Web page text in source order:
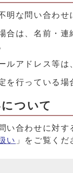
明な問い合わせ
合は、名前・
ルアドレス等は
を行っている
ついて
い合わせに対
い 」をご覧くだ